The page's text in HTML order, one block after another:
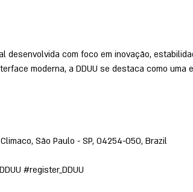
desenvolvida com foco em inovação,
moderna, a DDUU se destaca como
São Paulo - SP, 04254-050, Brazil
#register_DDUU